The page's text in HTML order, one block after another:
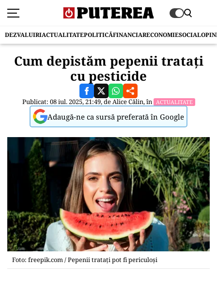
DEZVALUIRIACTUALITATEPOLITICĂFINANCIARECONOMIESOCIAL
Cum depistăm pepenii tratați
cu pesticide
Publicat: 08 iul. 2025, 21:49, deAlice Călin, în ACTUALITATE
Adaugă-ne ca sursă preferată în Google
Foto: freepik.com / Pepenii tratați pot fi periculoși